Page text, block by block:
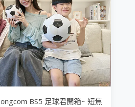
BS5 足球君開箱~ 短焦